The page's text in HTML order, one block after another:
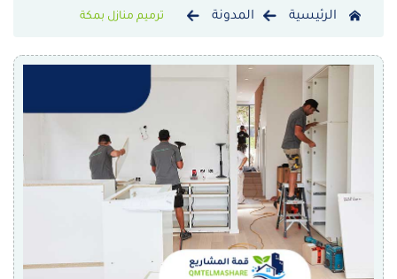
الرئيسية المدونة ترميم منازل بمكة